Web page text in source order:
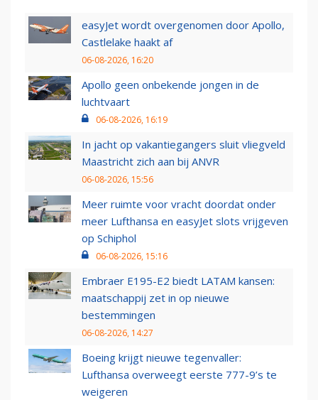
easyJet wordt overgenomen door Apollo,
Castlelake haakt af
06-08-2026, 16:20
Apollo geen onbekende jongen in de
luchtvaart
06-08-2026, 16:19
In jacht op vakantiegangers sluit vliegveld
Maastricht zich aan bij ANVR
06-08-2026, 15:56
Meer ruimte voor vracht doordat onder
meer Lufthansa en easyJet slots vrijgeven
op Schiphol
06-08-2026, 15:16
Embraer E195-E2 biedt LATAM kansen:
maatschappij zet in op nieuwe
bestemmingen
06-08-2026, 14:27
Boeing krijgt nieuwe tegenvaller:
Lufthansa overweegt eerste 777-9’s te
weigeren